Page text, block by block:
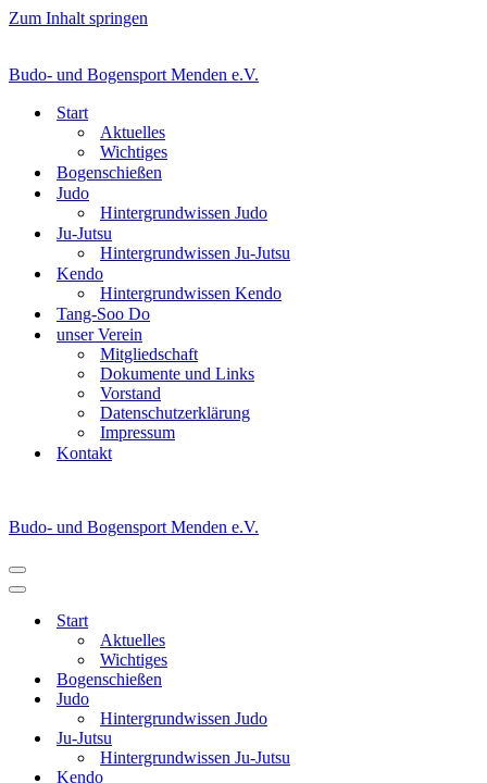
Zum Inhalt springen
Budo- und Bogensport Menden e.V.
Start
Aktuelles
Wichtiges
Bogenschießen
Judo
Hintergrundwissen Judo
Ju-Jutsu
Hintergrundwissen Ju-Jutsu
Kendo
Hintergrundwissen Kendo
Tang-Soo Do
unser Verein
Mitgliedschaft
Dokumente und Links
Vorstand
Datenschutzerklärung
Impressum
Kontakt
Budo- und Bogensport Menden e.V.
Navigationsmenü
Navigationsmenü
Start
Aktuelles
Wichtiges
Bogenschießen
Judo
Hintergrundwissen Judo
Ju-Jutsu
Hintergrundwissen Ju-Jutsu
Kendo